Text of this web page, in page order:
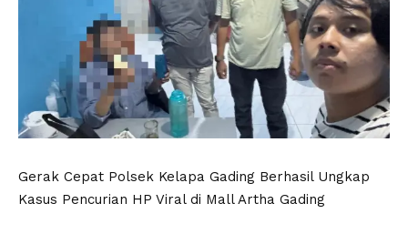
Gerak Cepat Polsek Kelapa Gading Berhasil Ungkap
Kasus Pencurian HP Viral di Mall Artha Gading